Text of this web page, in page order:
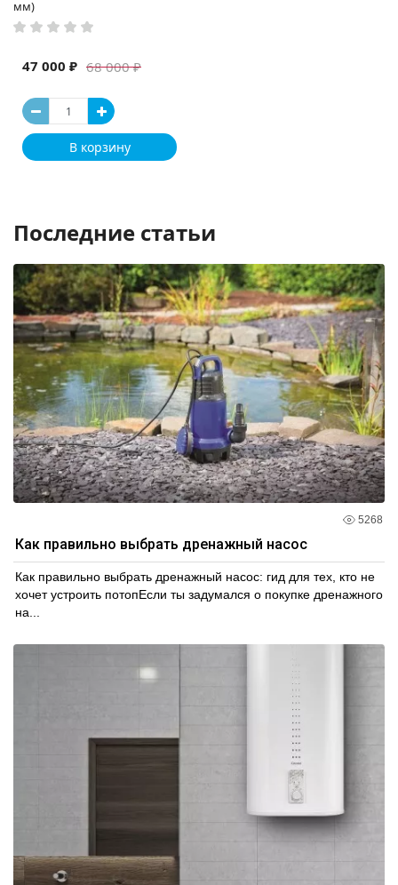
мм)
68 000 ₽
47 000 ₽
В корзину
Последние статьи
5268
Как правильно выбрать дренажный насос
Как правильно выбрать дренажный насос: гид для тех, кто не
хочет устроить потопЕсли ты задумался о покупке дренажного
на...